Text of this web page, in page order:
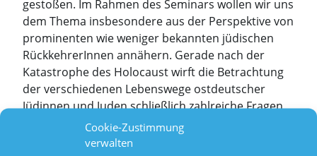
Cookie-Zustimmung
verwalten
gestoßen. Im Rahmen des Seminars wollen wir uns
dem Thema insbesondere aus der Perspektive von
prominenten wie weniger bekannten jüdischen
RückkehrerInnen annähern. Gerade nach der
Katastrophe des Holocaust wirft die Betrachtung
der verschiedenen Lebenswege ostdeutscher
Jüdinnen und Juden schließlich zahlreiche Fragen
auf: Was hat sie nach der Katastrophe des
Holocaust zur Rückkehr in die DDR bewogen?